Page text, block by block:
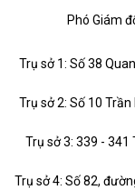
Phó Giám
Trụ sở 1: Số 38
Trụ sở 2: Số 10
Trụ sở 3: 339 - 341
Trụ sở 4: Số 82,